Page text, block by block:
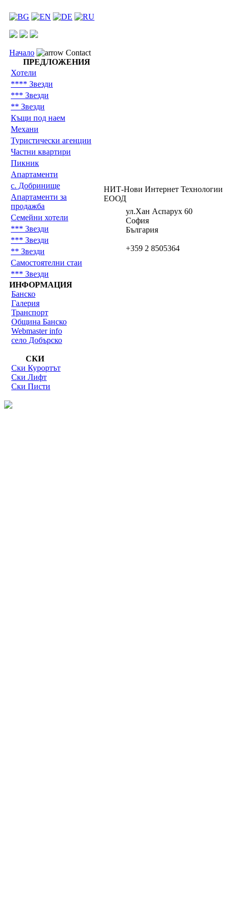
Начало
Contact
ПРЕДЛОЖЕНИЯ
Хотели
**** Звезди
*** Звезди
** Звезди
Къщи под наем
Механи
Туристически агенции
Частни квартири
Пикник
Апартаменти
с. Добринище
Апартаменти за
продажба
Семейни хотели
*** Звезди
*** Звезди
** Звезди
Самостоятелни стаи
*** Звезди
ИНФОРМАЦИЯ
Банско
Галерия
Транспорт
Община Банско
Webmaster info
село Добърско
СКИ
Ски Курортът
Ски Лифт
Ски Писти
НИТ-Нови Интернет Технологии
ЕООД
ул.Хан Аспарух 60
София
България
+359 2 8505364